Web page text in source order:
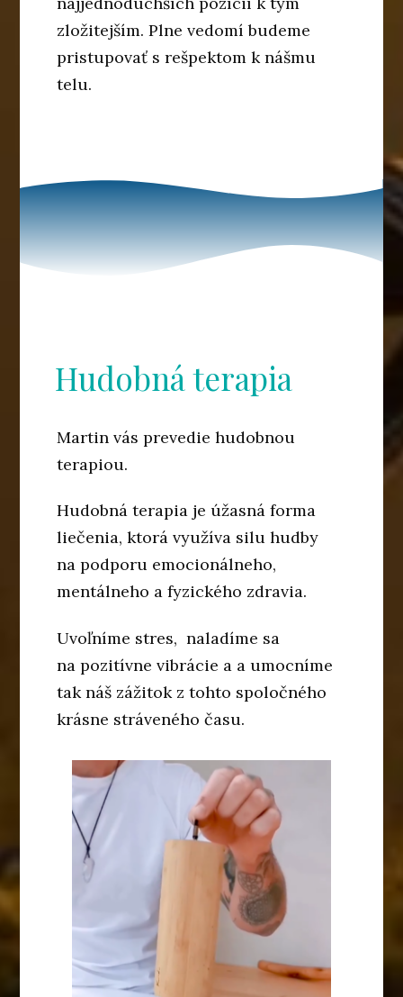
zložitejším. Plne vedomí budeme
pristupovať s rešpektom k nášmu
telu.
Hudobná terapia
Martin vás prevedie hudobnou
terapiou.
Hudobná terapia je úžasná forma
liečenia, ktorá využíva silu hudby
na podporu emocionálneho,
mentálneho a fyzického zdravia.
Uvoľníme stres, naladíme sa
na pozitívne vibrácie a a umocníme
tak náš zážitok z tohto spoločného
krásne stráveného času.